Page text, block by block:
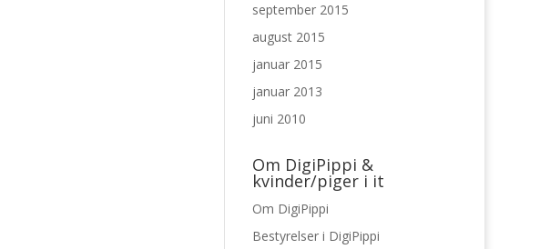
september 2015
august 2015
januar 2015
januar 2013
juni 2010
Om DigiPippi &
kvinder/piger i it
Om DigiPippi
Bestyrelser i DigiPippi